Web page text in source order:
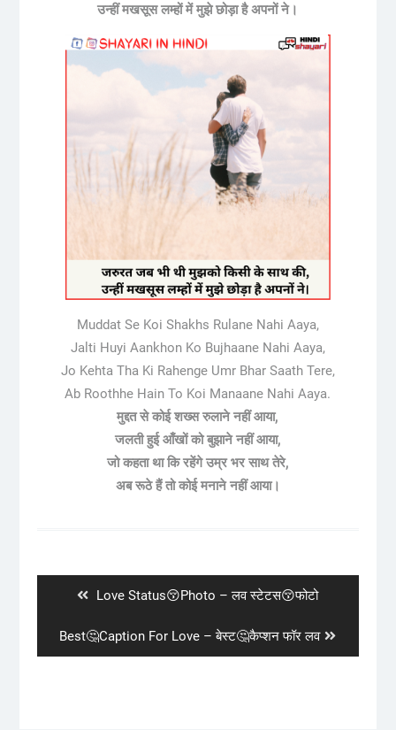
उन्हीं मखसूस लम्हों में मुझे छोड़ा है अपनों ने।
Muddat Se Koi Shakhs Rulane Nahi Aaya,
Jalti Huyi Aankhon Ko Bujhaane Nahi Aaya,
Jo Kehta Tha Ki Rahenge Umr Bhar Saath Tere,
Ab Roothhe Hain To Koi Manaane Nahi Aaya.
मुद्दत से कोई शख्स रुलाने नहीं आया,
जलती हुई आँखों को बुझाने नहीं आया,
जो कहता था कि रहेंगे उम्र भर साथ तेरे,
अब रूठे हैं तो कोई मनाने नहीं आया।
Previous
Love Status😚Photo – लव स्टेटस😚फोटो
Next
post:
Best🤔Caption For Love – बेस्ट🤔कैप्शन फॉर लव